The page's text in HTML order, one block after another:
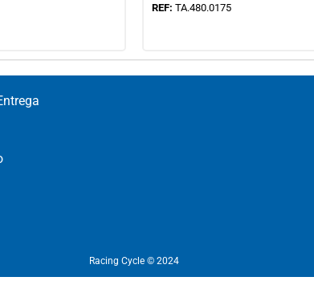
REF: TA.480.0175
Racing Cycle © 2024